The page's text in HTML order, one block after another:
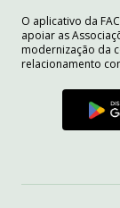
O aplicativo da
apoiar as
modernização da
relacionamento